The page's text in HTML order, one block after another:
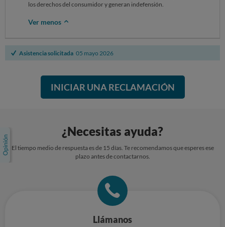
los derechos del consumidor y generan indefensión.
Ver menos
Asistencia solicitada 05 mayo 2026
INICIAR UNA RECLAMACIÓN
¿Necesitas ayuda?
El tiempo medio de respuesta es de 15 días. Te recomendamos que esperes ese
plazo antes de contactarnos.
Llámanos